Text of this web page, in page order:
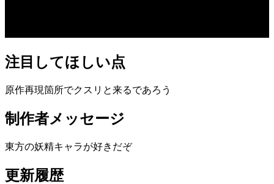
注目してほしい点
原作再現箇所でクスリと来るであろう
制作者メッセージ
東方の妖精キャラが好きだぞ
更新履歴